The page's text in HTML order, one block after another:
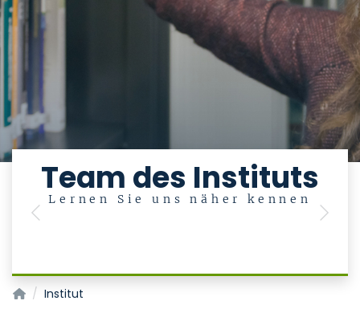
Team des Instituts
Lernen Sie uns näher kennen
Previous Next
Institut für Medizinische Statistik
Institut